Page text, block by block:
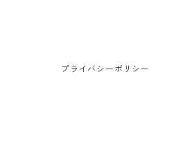
プライバシーポリシー